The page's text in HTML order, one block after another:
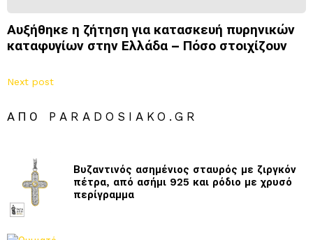
Αυξήθηκε η ζήτηση για κατασκευή πυρηνικών
καταφυγίων στην Ελλάδα – Πόσο στοιχίζουν
Next post
ΑΠΌ PARADOSIAKO.GR
Βυζαντινός ασημένιος σταυρός με ζιργκόν
πέτρα, από ασήμι 925 και ρόδιο με χρυσό
περίγραμμα